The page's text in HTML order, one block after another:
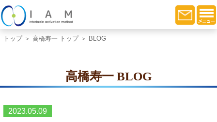
トップ＞ 高橋寿一 トップ＞ BLOG
高橋寿一 BLOG
2023.05.09